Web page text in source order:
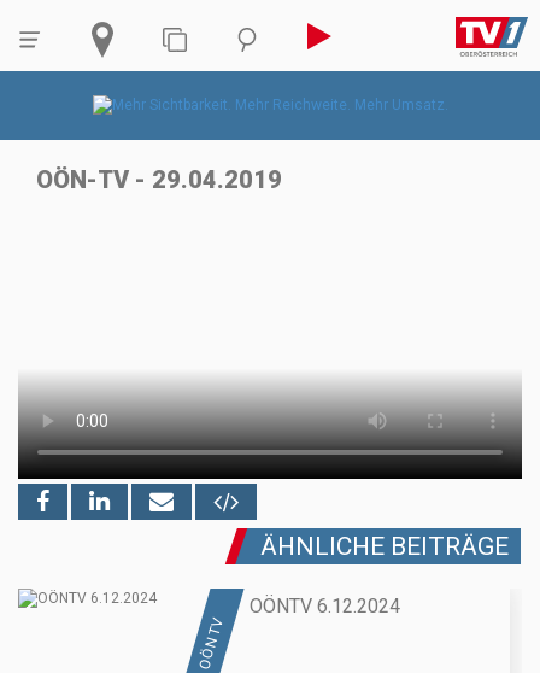
OÖN-TV - 29.04.2019
ÄHNLICHE BEITRÄGE
OÖN TV
OÖNTV 6.12.2024